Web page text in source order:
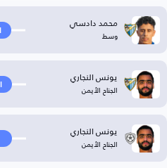
محمد دادسي
وسط
يونس النجاري
الجناح الأيمن
يونس النجاري
الجناح الأيمن